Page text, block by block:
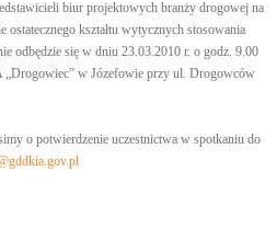
biur projektowych branży drogowej na
ostatecznego kształtu wytycznych stosowania
odbędzie się w dniu 23.03.2010 r. o godz. 9.00
w Józefowie przy ul. Drogowców
o potwierdzenie uczestnictwa w spotkaniu do